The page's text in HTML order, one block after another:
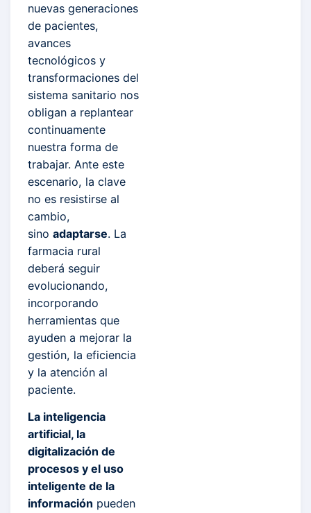
nuevas generaciones
de pacientes,
avances
tecnológicos y
transformaciones del
sistema sanitario nos
obligan a replantear
continuamente
nuestra forma de
trabajar. Ante este
escenario, la clave
no es resistirse al
cambio,
sino adaptarse. La
farmacia rural
deberá seguir
evolucionando,
incorporando
herramientas que
ayuden a mejorar la
gestión, la eficiencia
y la atención al
paciente.
La inteligencia
artificial, la
digitalización de
procesos y el uso
inteligente de la
información pueden